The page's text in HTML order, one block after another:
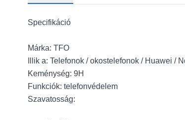
Specifikáció
Márka: TFO
Illik a: Telefonok / okostelefonok / Huawei /
Keménység: 9H
Funkciók: telefonvédelem
Szavatosság: